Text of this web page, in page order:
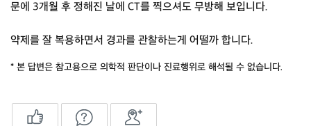
문에 3개월 후 정해진 날에 CT를 찍으셔도 무방해 보입니다.
약제를 잘 복용하면서 경과를 관찰하는게 어떨까 합니다.
* 본 답변은 참고용으로 의학적 판단이나 진료행위로 해석될 수 없습니다.